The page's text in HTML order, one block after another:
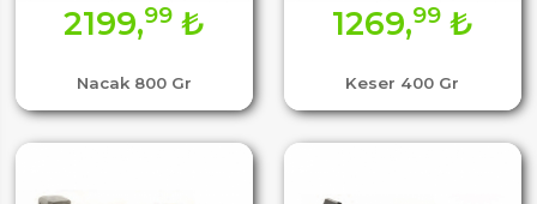
Nacak 800 Gr
2199,99 ₺
Keser 400 Gr
1269,99₺